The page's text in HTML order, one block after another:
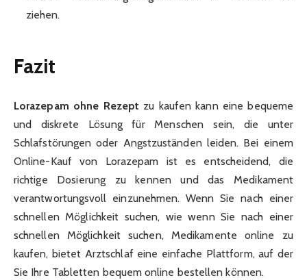
ziehen.
Fazit
Lorazepam ohne Rezept zu kaufen kann eine bequeme
und diskrete Lösung für Menschen sein, die unter
Schlafstörungen oder Angstzuständen leiden. Bei einem
Online-Kauf von Lorazepam ist es entscheidend, die
richtige Dosierung zu kennen und das Medikament
verantwortungsvoll einzunehmen. Wenn Sie nach einer
schnellen Möglichkeit suchen, wie wenn Sie nach einer
schnellen Möglichkeit suchen, Medikamente online zu
kaufen, bietet Arztschlaf eine einfache Plattform, auf der
Sie Ihre Tabletten bequem online bestellen können.